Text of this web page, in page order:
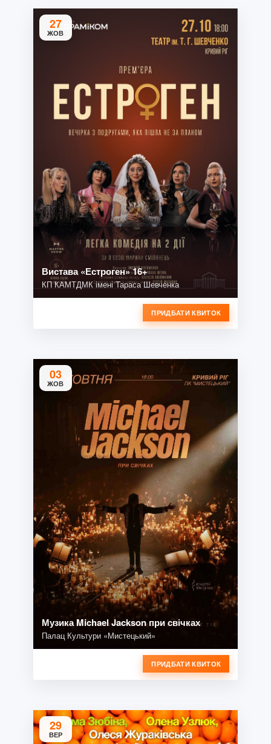
27
ЖОВ
Вистава «Естроген» 16+
КП КАМТДМК імені Тараса Шевченка
ПРИДБАТИ КВИТОК
03
ЖОВ
Музика Michael Jackson при свічках
Палац Культури «Мистецький»
ПРИДБАТИ КВИТОК
29
ВЕР